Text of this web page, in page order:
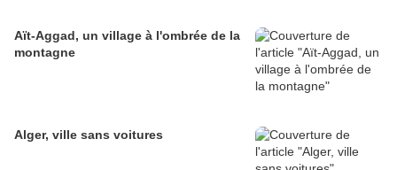
Aït-Aggad, un village à l'ombrée de la
montagne
Alger, ville sans voitures